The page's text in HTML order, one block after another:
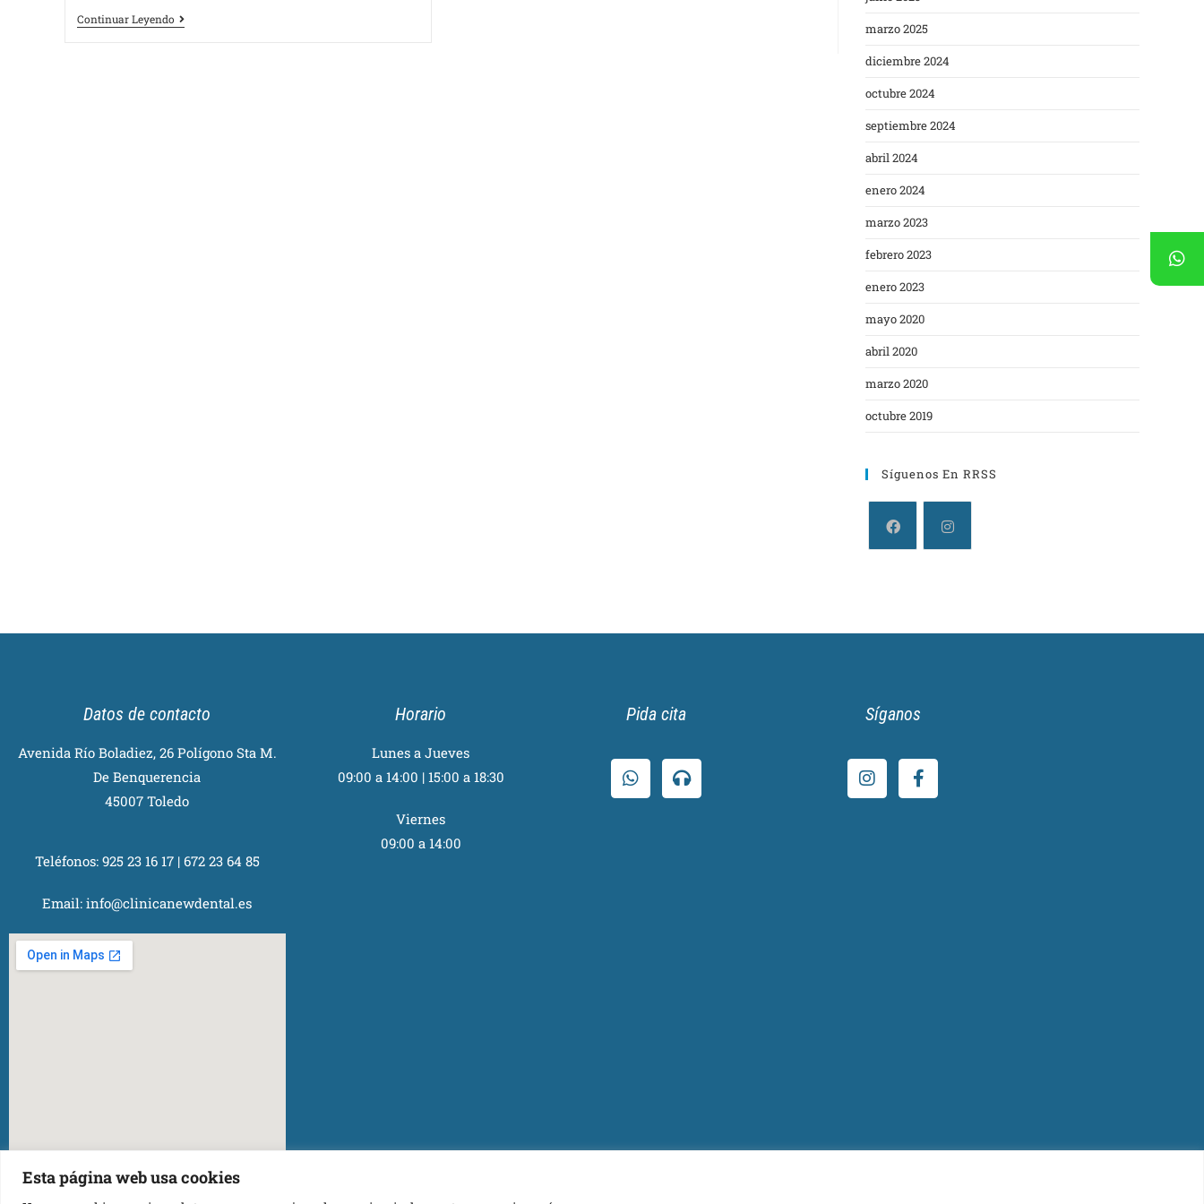
Esta página web usa cookies
Continuar Leyendo
marzo 2025
diciembre 2024
octubre 2024
septiembre 2024
abril 2024
enero 2024
marzo 2023
febrero 2023
enero 2023
mayo 2020
abril 2020
marzo 2020
octubre 2019
Síguenos En RRSS
Datos de contacto
Avenida Río Boladiez, 26 Polígono Sta M.
De Benquerencia
45007 Toledo
Teléfonos: 925 23 16 17| 672 23 64 85
Email:info@clinicanewdental.es
Horario
Lunes a Jueves
09:00 a 14:00 | 15:00 a 18:30
Viernes
09:00 a 14:00
Pida cita Síganos